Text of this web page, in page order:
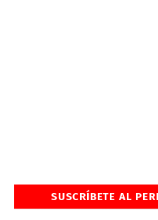
SUSCRÍBETE AL